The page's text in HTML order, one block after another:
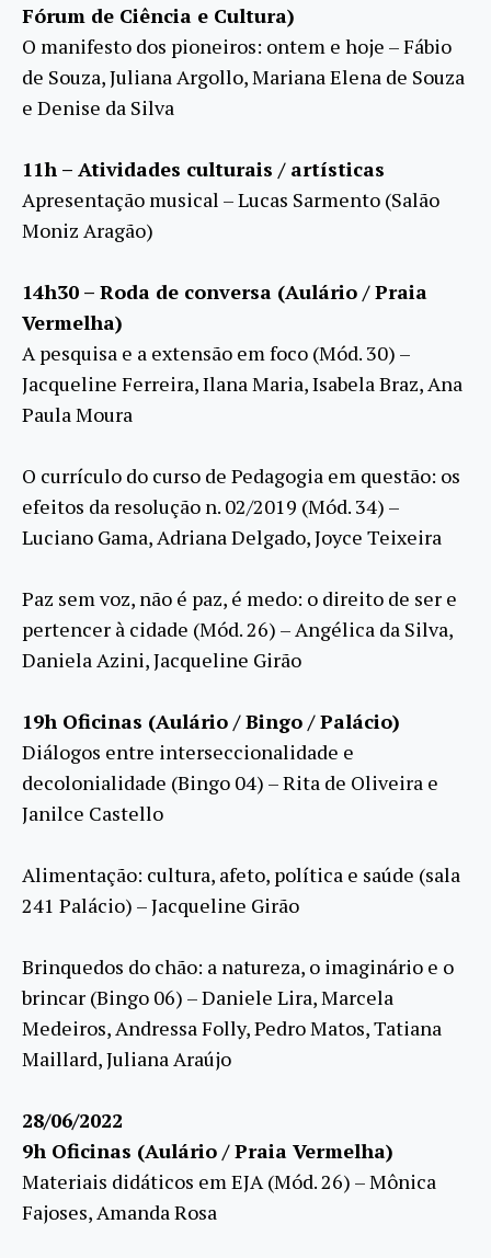
Fórum de Ciência e Cultura)
O manifesto dos pioneiros: ontem e hoje – Fábio
de Souza, Juliana Argollo, Mariana Elena de Souza
e Denise da Silva
11h – Atividades culturais / artísticas
Apresentação musical – Lucas Sarmento (Salão
Moniz Aragão)
14h30 – Roda de conversa (Aulário / Praia
Vermelha)
A pesquisa e a extensão em foco (Mód. 30) –
Jacqueline Ferreira, Ilana Maria, Isabela Braz, Ana
Paula Moura
O currículo do curso de Pedagogia em questão: os
efeitos da resolução n. 02/2019 (Mód. 34) –
Luciano Gama, Adriana Delgado, Joyce Teixeira
Paz sem voz, não é paz, é medo: o direito de ser e
pertencer à cidade (Mód. 26) – Angélica da Silva,
Daniela Azini, Jacqueline Girão
19h Oficinas (Aulário / Bingo / Palácio)
Diálogos entre interseccionalidade e
decolonialidade (Bingo 04) – Rita de Oliveira e
Janilce Castello
Alimentação: cultura, afeto, política e saúde (sala
241 Palácio) – Jacqueline Girão
Brinquedos do chão: a natureza, o imaginário e o
brincar (Bingo 06) – Daniele Lira, Marcela
Medeiros, Andressa Folly, Pedro Matos, Tatiana
Maillard, Juliana Araújo
28/06/2022
9h Oficinas (Aulário / Praia Vermelha)
Materiais didáticos em EJA (Mód. 26) – Mônica
Fajoses, Amanda Rosa